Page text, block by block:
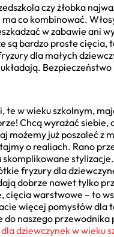
czy żłobka
co kombinować.
w zabawie ani
są bardzo proste cięcia,
dla małych
te w wieku szkolnym,
Chcą wyrażać siebie,
możemy już poszaleć z
o realiach. Rano
skomplikowane
fryzury dla
dobrze nawet tylko
cięcia warstwowe – to
więcej pomysłów dla
naszego przewodnika
dziewczynek w wieku